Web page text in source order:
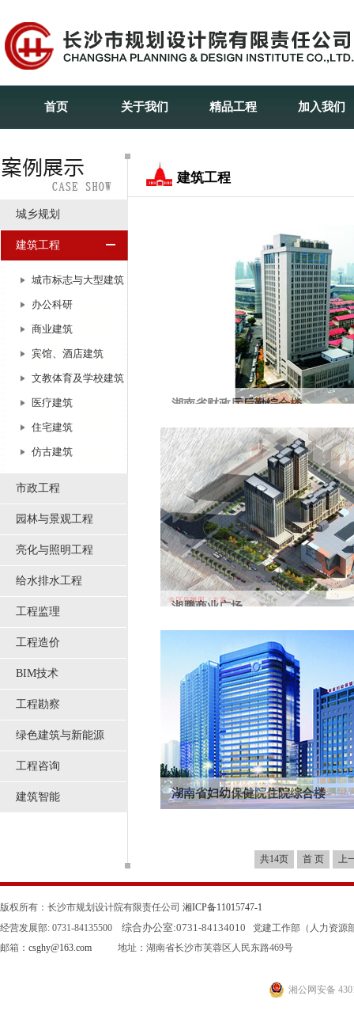
首页 关于我们 精品工程 加入我们
城乡规划
建筑工程
城市标志与大型建筑
办公科研
商业建筑
宾馆、酒店建筑
文教体育及学校建筑
医疗建筑
住宅建筑
仿古建筑
市政工程
园林与景观工程
亮化与照明工程
给水排水工程
工程监理
工程造价
BIM技术
工程勘察
绿色建筑与新能源
工程咨询
建筑智能
建筑工程
湖南省财政厅后勤综合楼
该项目位于省财政厅机关大院内，总建筑面
湘腾商业广场
地点：湖南省长沙市桐梓坡路。建设规模：
湖南省妇幼保健院住院综合楼
共14页 首 页 上
版权所有：长沙市规划设计院有限责任公司 湘ICP备11015747-1
经营发展部: 0731-84135500 综合办公室:0731-84134010
党建工作部（人力资源
邮箱： csghy@163.com 地址：湖南省长沙市芙蓉区人民东路469号
湘公网安备